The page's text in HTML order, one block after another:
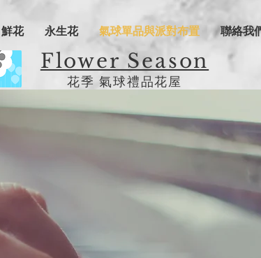
鮮花 永生花 氣球單品與派對布置 聯絡我
Flower Season
花季 氣球禮品花屋